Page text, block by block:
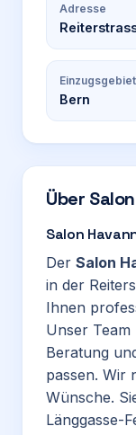
Adresse
Einzugsgebiet
Bern
Über
Salon
Der Salon
in der
Ihnen
Unser Team
Beratung
passen. Wir
Wünsche.
Länggasse-